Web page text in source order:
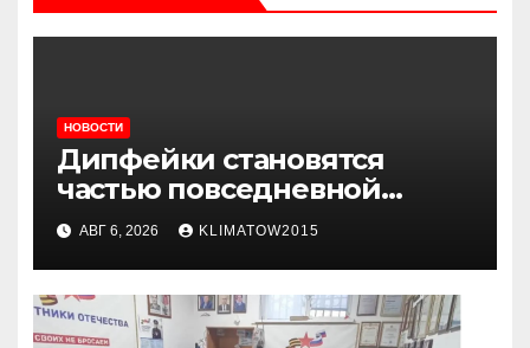
НОВОСТИ
Дипфейки становятся
частью повседневной
жизни: почему жителям
Ингушетии важно быть
внимательнее
АВГ 6, 2026 KLIMATOW2015